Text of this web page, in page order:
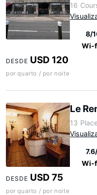
16
8/
Wi-
DESDE USD 120
por quarto / por noite
Le
13
Wi-
DESDE USD 75
por quarto / por noite